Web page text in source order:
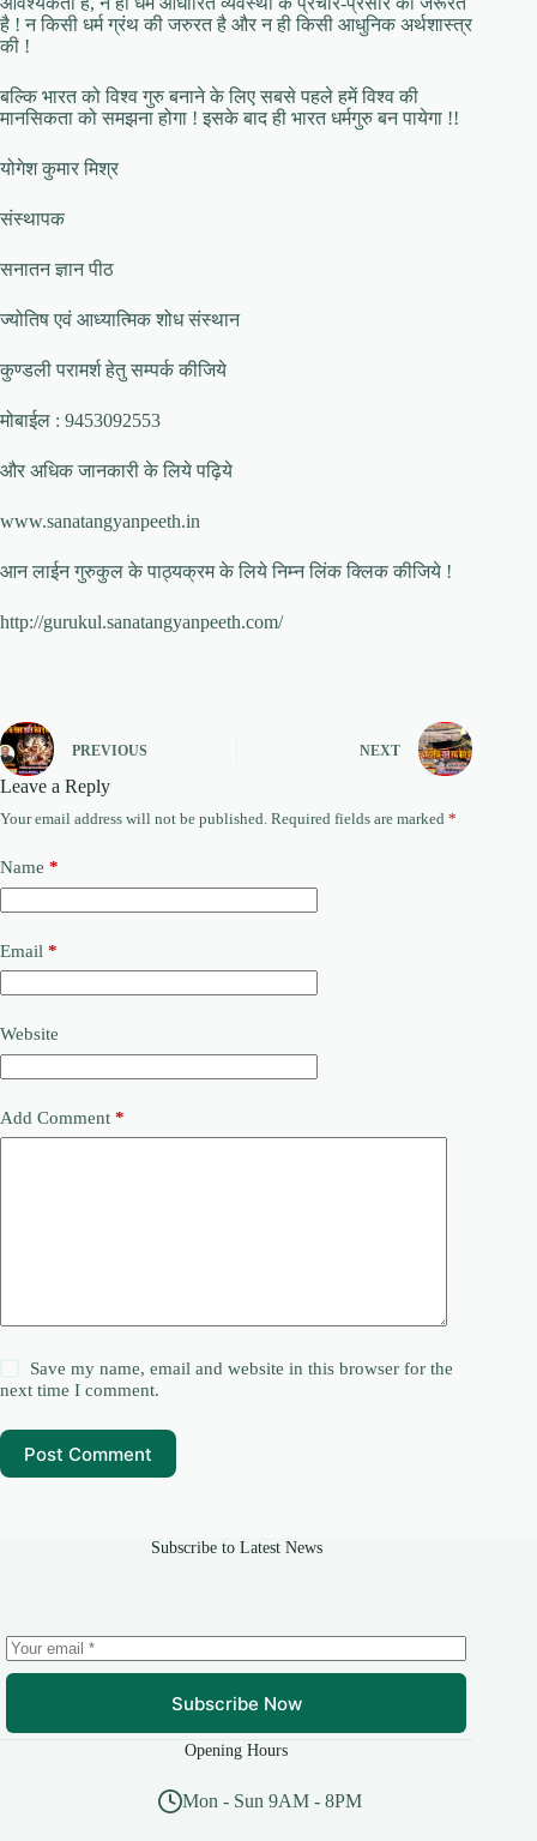
है ! न किसी धर्म ग्रंथ की जरुरत है और न ही किसी आधुनिक अर्थशास्त्र
की !
बल्कि भारत को विश्व गुरु बनाने के लिए सबसे पहले हमें विश्व की
मानसिकता को समझना होगा ! इसके बाद ही भारत धर्मगुरु बन पायेगा !!
योगेश कुमार मिश्र
संस्थापक
सनातन ज्ञान पीठ
ज्योतिष एवं आध्यात्मिक शोध संस्थान
कुण्डली परामर्श हेतु सम्पर्क कीजिये
मोबाईल : 9453092553
और अधिक जानकारी के लिये पढ़िये
www.sanatangyanpeeth.in
आन लाईन गुरुकुल के पाठ्यक्रम के लिये निम्न लिंक क्लिक कीजिये !
http://gurukul.sanatangyanpeeth.com/
PREVIOUS NEXT
Leave a Reply
Your email address will not be published. Required fields are marked *
Name *
Email *
Website
Add Comment *
Save my name, email and website in this browser for the
next time I comment.
Post Comment
Subscribe to Latest News
Subscribe Now
Opening Hours
Mon - Sun 9AM - 8PM